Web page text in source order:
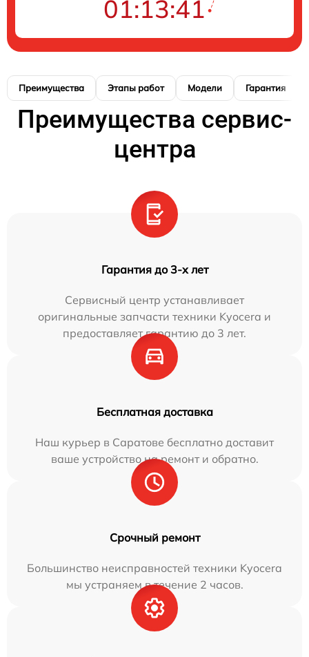
01:13:40
Преимущества Этапы работ Модели Гарантия
Преимущества сервис-
центра
Гарантия до 3-х лет
Сервисный центр устанавливает
оригинальные запчасти техники Kyocera и
предоставляет гарантию до 3 лет.
Бесплатная доставка
Наш курьер в Саратове бесплатно доставит
ваше устройство на ремонт и обратно.
Срочный ремонт
Большинство неисправностей техники Kyocera
мы устраняем в течение 2 часов.